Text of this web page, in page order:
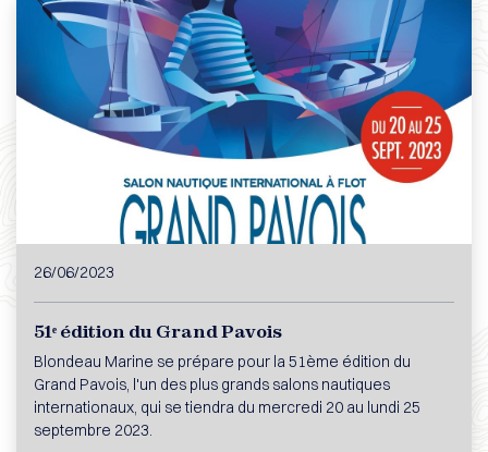
26/06/2023
51ᵉ édition du Grand Pavois
Blondeau Marine se prépare pour la 51ème édition du
Grand Pavois, l'un des plus grands salons nautiques
internationaux, qui se tiendra du mercredi 20 au lundi 25
septembre 2023.